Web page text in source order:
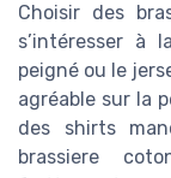
Choisir des
s’intéresser à
peigné ou le
agréable sur la
des shirts
brassiere